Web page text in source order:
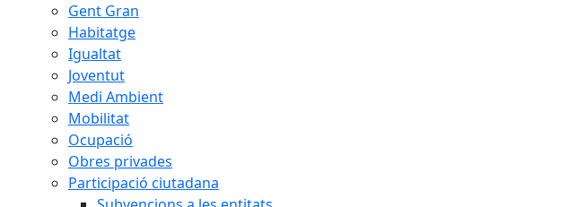
Gent Gran
Habitatge
Igualtat
Joventut
Medi Ambient
Mobilitat
Ocupació
Obres privades
Participació ciutadana